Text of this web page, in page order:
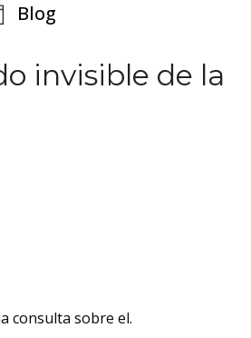
Blog
invisible de la
consulta sobre el.